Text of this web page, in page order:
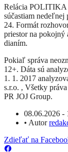
Relácia POLITIKA
súčastiam nedeľnej
24. Formát
priestor na pokojný
dianím.
Pokiaľ správa
12+. Dáta sú
1. 1. 2017
s.r.o. , Všetky
PR JOJ Group.
08.06.2026 -
• Autor
Zdieľať na